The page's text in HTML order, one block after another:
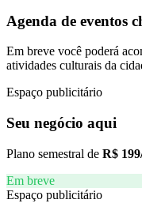
Agenda de eventos
Em breve você poderá
atividades culturais da
Espaço publicitário
Seu negócio aqui
Plano semestral de R$
Em breve
Espaço publicitário